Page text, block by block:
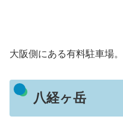
大阪側にある有料駐車場
八経ヶ岳